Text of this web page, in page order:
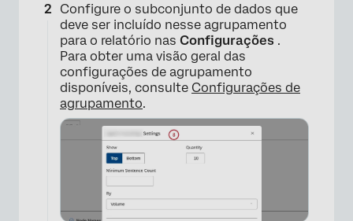
Configure o subconjunto de dados que
deve ser incluído nesse agrupamento
para o relatório nas Configurações .
Para obter uma visão geral das
configurações de agrupamento
disponíveis, consulte Configurações de
agrupamento.